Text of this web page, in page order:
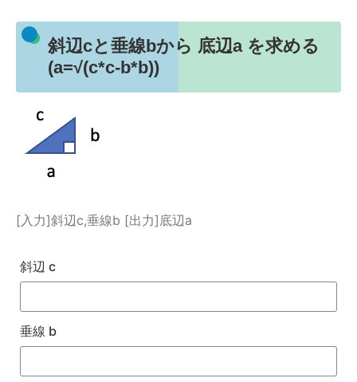
斜辺cと垂線bから 底辺a を求める
(a=√(c*c-b*b))
[入力]斜辺c,垂線b [出力]底辺a
斜辺 c
垂線 b